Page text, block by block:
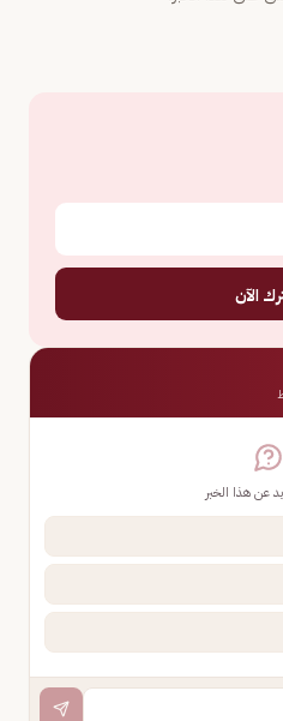
الآن
عن هذا الخبر